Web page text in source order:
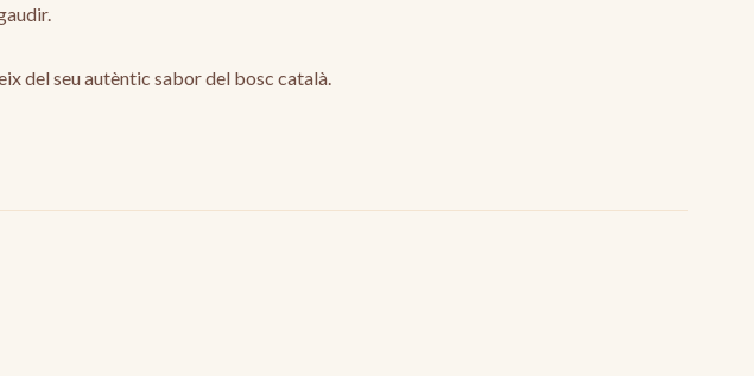
del seu autèntic sabor del bosc català.